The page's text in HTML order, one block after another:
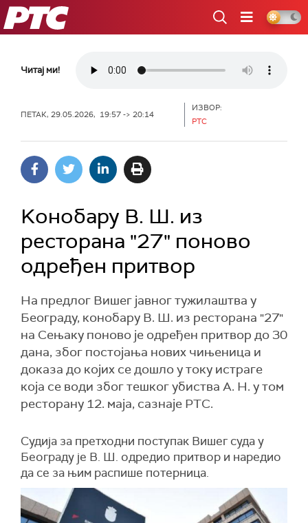
РТС
Читај ми!
ПЕТАК, 29.05.2026, 19:57 -> 20:14
ИЗВОР:
РТС
Kонобару В. Ш. из
ресторана "27" поново
одређен притвор
На предлог Вишег јавног тужилаштва у
Београду, конобару В. Ш. из ресторана "27"
на Сењаку поново је одређен притвор до 30
дана, због постојања нових чињеница и
доказа до којих се дошло у току истраге
која се води због тешког убиства А. Н. у том
ресторану 12. маја, сазнаје РТС.
Судија за претходни поступак Вишег суда у
Београду је В. Ш. одредио притвор и наредио
да се за њим распише потерница.